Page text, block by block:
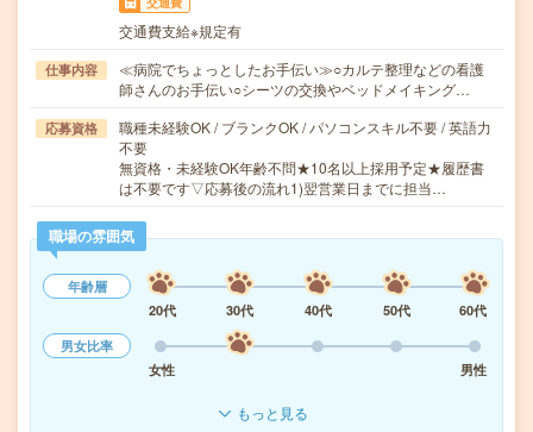
交通費支給※規定有
仕事内容
≪病院でちょっとしたお手伝い≫○カルテ整理などの看護
師さんのお手伝い○シーツの交換やベッドメイキング…
応募資格
職種未経験OK / ブランクOK / パソコンスキル不要 / 英語力
不要
無資格・未経験OK年齢不問★10名以上採用予定★履歴書
は不要です▽応募後の流れ1)翌営業日までに担当…
職場の雰囲気
年齢層
20代
30代 40代 50代
60代
男女比率
女性
男性
もっと見る